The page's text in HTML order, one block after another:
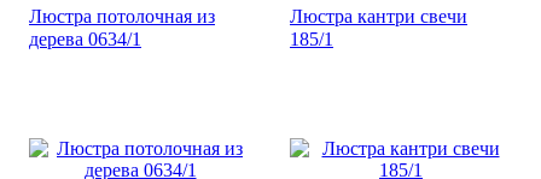
Люстра потолочная из
дерева 0634/1
Люстра кантри свечи
185/1